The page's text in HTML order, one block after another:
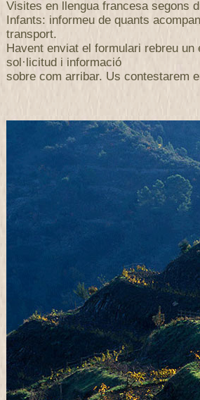
Visites en llengua francesa segons
Infants: informeu de quants
transport.
Havent enviat el formulari rebreu
sol·licitud i informació
sobre com arribar. Us contestarem